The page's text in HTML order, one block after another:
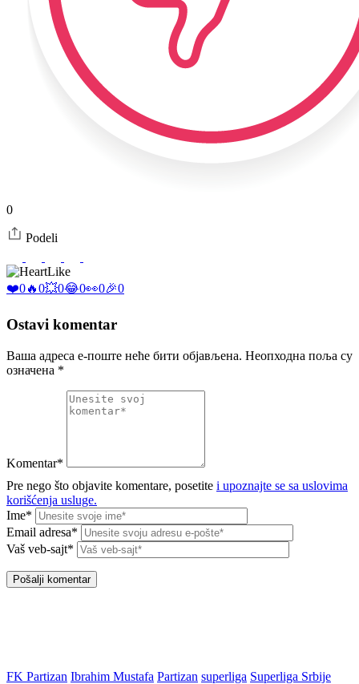
0
Podeli
Like
❤️0🔥0💥0😂0👀0🎉0
Ostavi komentar
Ваша адреса е-поште неће бити објављена. Неопходна поља су
означена *
Komentar*
Pre nego što objavite komentare, posetite i upoznajte se sa uslovima
korišćenja usluge.
Ime*
Email adresa*
Vaš veb-sajt*
FK Partizan Ibrahim Mustafa Partizan superliga Superliga Srbije